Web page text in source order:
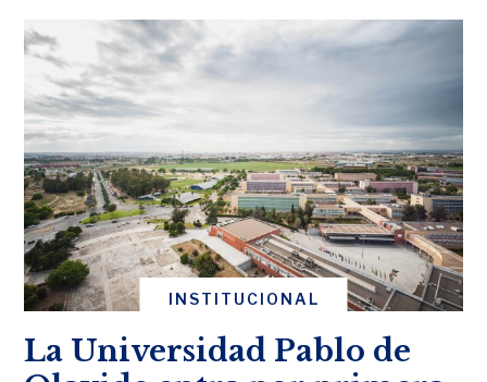
INSTITUCIONAL
La Universidad Pablo de